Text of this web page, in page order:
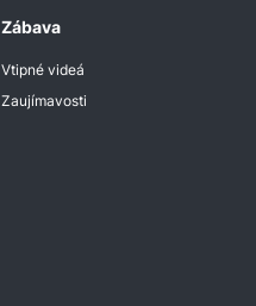
Zábava
Vtipné videá
Zaujímavosti